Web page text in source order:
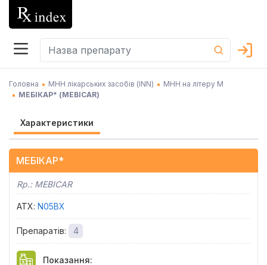
Головна МНН лікарських засобів (INN)
МНН на літеру М
МЕБІКАР* (MEBICAR)
Характеристики
МЕБІКАР*
Rp.: MEBICAR
АТХ: N05BX
Препаратів: 4
Показання: